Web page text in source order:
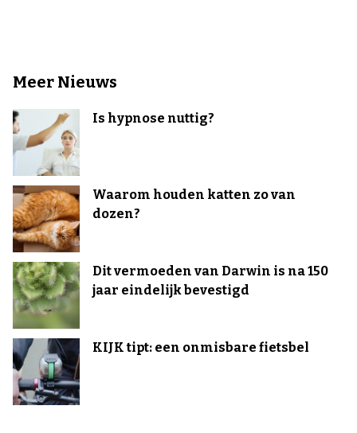
Meer Nieuws
Is hypnose nuttig?
Waarom houden katten zo van
dozen?
Dit vermoeden van Darwin is na 150
jaar eindelijk bevestigd
KIJK tipt: een onmisbare fietsbel